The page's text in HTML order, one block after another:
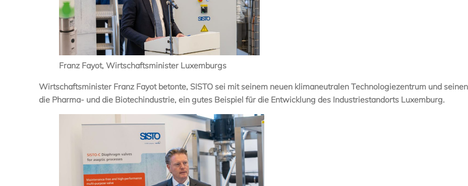
Franz Fayot, Wirtschaftsminister Luxemburgs
Wirtschaftsminister Franz Fayot betonte, SISTO sei mit seinem neuen klimaneutralen Technologiezentrum und
die Pharma- und die Biotechindustrie, ein gutes Beispiel für die Entwicklung des Industriestandorts Luxemburg.